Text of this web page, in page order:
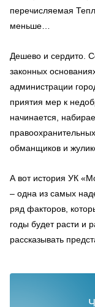
перечисляемая
меньше…
Дешево и сердито.
законных
администрации
приятия мер к
начинается,
обманщиков и
А вот история УК
– одна из самых
ряд факторов,
годы будет расти и
рассказывать